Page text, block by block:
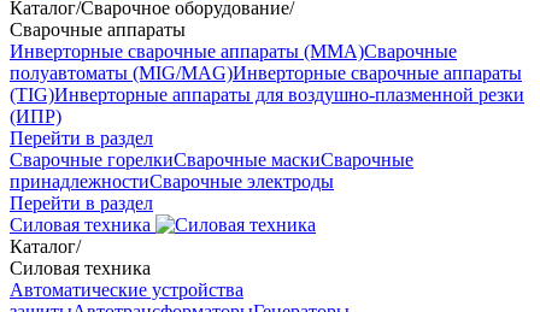
Каталог/Сварочное оборудование/
Сварочные аппараты
Инверторные сварочные аппараты (ММА)Сварочные
полуавтоматы (MIG/MAG)Инверторные сварочные аппараты
(TIG)Инверторные аппараты для воздушно-плазменной резки
(ИПР)
Перейти в раздел
Сварочные горелкиСварочные маскиСварочные
принадлежностиСварочные электроды
Перейти в раздел
Силовая техника
Каталог/
Силовая техника
Автоматические устройства